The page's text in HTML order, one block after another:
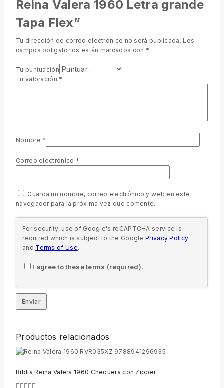
Reina Valera 1960 Letra grande
Tapa Flex”
Tu dirección de correo electrónico no será publicada. Los
campos obligatorios están marcados con *
Tu puntuación
Tu valoración *
Nombre *
Correo electrónico *
Guarda mi nombre, correo electrónico y web en este
navegador para la próxima vez que comente.
For security, use of Google's reCAPTCHA service is
required which is subject to the GooglePrivacy Policy
and Terms of Use.
I agree to these terms (required).
Productos relacionados
Biblia Reina Valera 1960 Chequera con Zipper